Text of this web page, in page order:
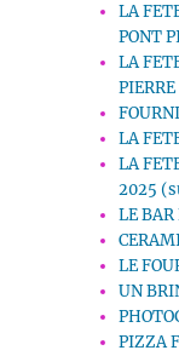
LA
PONT
LA
PIERRE
LA
LA
2025
LE BAR
LE
UN
PIZZA